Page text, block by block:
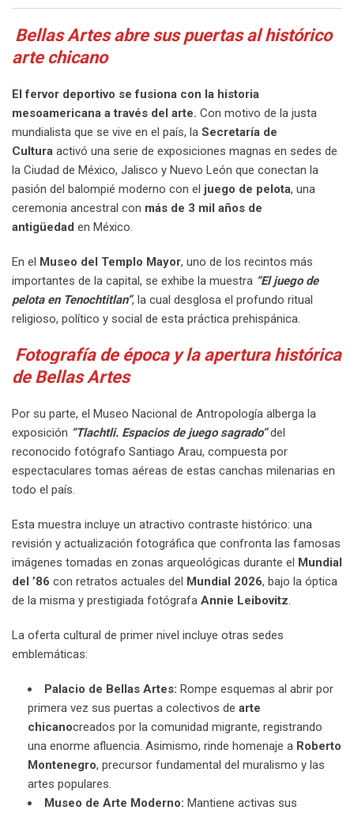
Bellas Artes abre sus puertas al histórico
arte chicano
El fervor deportivo se fusiona con la historia
mesoamericana a través del arte. Con motivo de la justa
mundialista que se vive en el país, la Secretaría de
Cultura activó una serie de exposiciones magnas en sedes de
la Ciudad de México, Jalisco y Nuevo León que conectan la
pasión del balompié moderno con el juego de pelota, una
ceremonia ancestral con más de 3 mil años de
antigüedad en México.
En el Museo del Templo Mayor, uno de los recintos más
importantes de la capital, se exhibe la muestra “El juego de
pelota en Tenochtitlan”, la cual desglosa el profundo ritual
religioso, político y social de esta práctica prehispánica.
Fotografía de época y la apertura histórica
de Bellas Artes
Por su parte, el Museo Nacional de Antropología alberga la
exposición “Tlachtli. Espacios de juego sagrado”del
reconocido fotógrafo Santiago Arau, compuesta por
espectaculares tomas aéreas de estas canchas milenarias en
todo el país.
Esta muestra incluye un atractivo contraste histórico: una
revisión y actualización fotográfica que confronta las famosas
imágenes tomadas en zonas arqueológicas durante el Mundial
del ’86 con retratos actuales del Mundial 2026, bajo la óptica
de la misma y prestigiada fotógrafa Annie Leibovitz.
La oferta cultural de primer nivel incluye otras sedes
emblemáticas:
Palacio de Bellas Artes: Rompe esquemas al abrir por
primera vez sus puertas a colectivos de arte
chicanocreados por la comunidad migrante, registrando
una enorme afluencia. Asimismo, rinde homenaje a Roberto
Montenegro, precursor fundamental del muralismo y las
artes populares.
Museo de Arte Moderno: Mantiene activas sus